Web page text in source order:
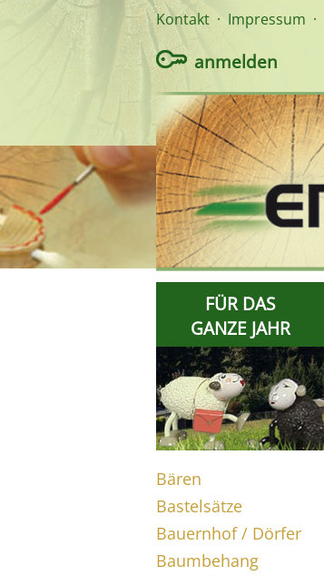
Kontakt · Impressum ·
anmelden
FÜR DAS
GANZE JAHR
Bären
Bastelsätze
Bauernhof / Dörfer
Baumbehang